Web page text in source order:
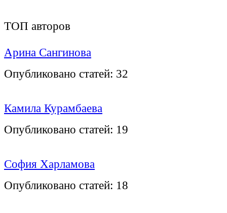
ТОП авторов
Арина Сангинова
Опубликовано статей: 32
Камила Курамбаева
Опубликовано статей: 19
София Харламова
Опубликовано статей: 18